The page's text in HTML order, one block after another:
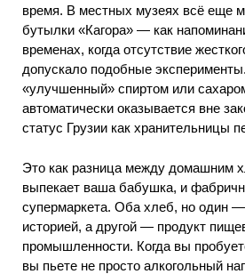
время. В местных музеях всё еще
бутылки «Кагора» — как
временах, когда отсутствие
допускало подобные
«улучшенный» спиртом или
автоматически оказывается вне
статус Грузии как хранительницы
Это как разница между домашним
выпекает ваша бабушка, и
супермаркета. Оба хлеб, но один
историей, а другой — продукт
промышленности. Когда вы
вы пьете не просто алкогольный